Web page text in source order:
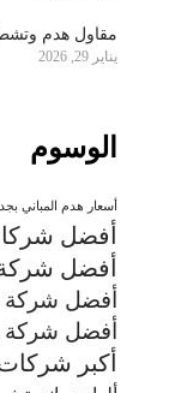
مقاول هدم
يناير 29, 2026
الوسوم
أسعار هدم المباني
أفضل
أفضل
أفضل شركة
أفضل شركة
أكبر